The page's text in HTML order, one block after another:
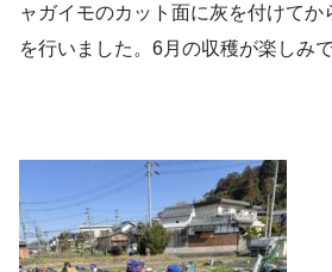
ャガイモのカット面に灰を付けてか
を行いました。6月の収穫が楽しみで